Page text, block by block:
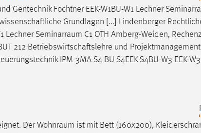
Gentechnik Fochtner EEK-W1BU-W1 Lechner
Grundlagen [...] Lindenberger
LechnerSeminarraum C1 OTH Amberg-Weiden,
212 Betriebswirtschaftslehre und Projektmanagement
IPM-3MA-S4 BU-S4EEK-S4BU-W3 EEK-
DerWohnraum ist mit Bett (160x200),